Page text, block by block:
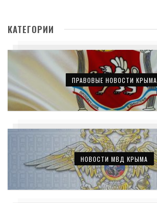
КАТЕГОРИИ
ПРАВОВЫЕ НОВОСТИ КРЫМА
НОВОСТИ МВД КРЫМА